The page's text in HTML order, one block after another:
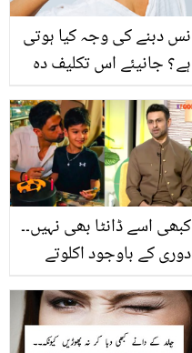
نس دبنے کی وجہ کیا ہوتی
ہے؟ جانیئے اس تکلیف دہ
مسئلے سے نمٹنے کے لئے
چند آسان اور گھریلو نسخے
کبھی اسے ڈانٹا بھی نہیں۔۔
دوری کے باوجود اکلوتے
بیٹے کے ساتھ کیسا تعلق
ہے؟ شعیب ملک نے بتا دیا